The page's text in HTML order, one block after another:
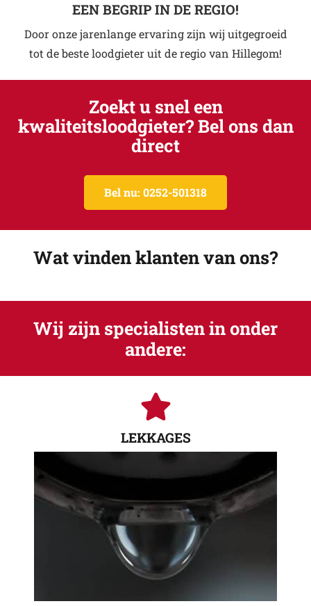
EEN BEGRIP IN DE REGIO!
Door onze jarenlange ervaring zijn wij uitgegroeid
tot de beste loodgieter uit de regio van Hillegom!
Zoekt u snel een
kwaliteitsloodgieter? Bel ons dan
direct
Bel nu: 0252-501318
Wat vinden klanten van ons?
Wij zijn specialisten in onder
andere:
LEKKAGES